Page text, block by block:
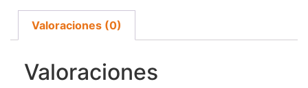
Valoraciones (0)
Valoraciones